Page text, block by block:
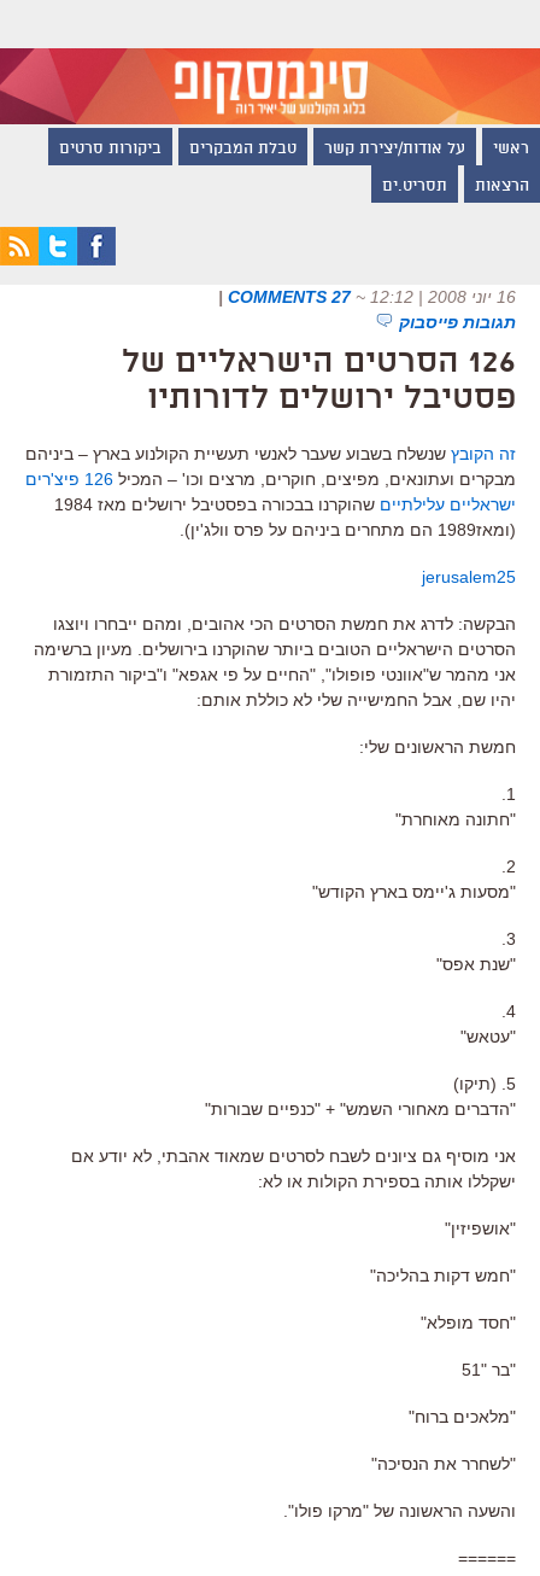
ראשי על אודות/יצירת קשר טבלת המבקרים ביקורות סרטים
הרצאות תסריט.ים
16 יוני 2008 | 12:12 ~
27 COMMENTS
|
תגובות פייסבוק
126 הסרטים הישראליים של
פסטיבל ירושלים לדורותיו
זה הקובץ שנשלח בשבוע שעבר לאנשי תעשיית הקולנוע בארץ – ביניהם
מבקרים ועתונאים, מפיצים, חוקרים, מרצים וכו' – המכיל
126 פיצ'רים
ישראליים עלילתיים
שהוקרנו בבכורה בפסטיבל ירושלים מאז 1984
(ומאז1989 הם מתחרים ביניהם על פרס וולג'ין).
jerusalem25
הבקשה: לדרג את חמשת הסרטים הכי אהובים, ומהם ייבחרו ויוצגו
הסרטים הישראליים הטובים ביותר שהוקרנו בירושלים. מעיון ברשימה
אני מהמר ש"אוונטי פופולו", "החיים על פי אגפא" ו"ביקור התזמורת
יהיו שם, אבל החמישייה שלי לא כוללת אותם:
חמשת הראשונים שלי:
1.
"חתונה מאוחרת"
2.
"מסעות ג'יימס בארץ הקודש"
3.
"שנת אפס"
4.
"עטאש"
5. (תיקו)
"הדברים מאחורי השמש" + "כנפיים שבורות"
אני מוסיף גם ציונים לשבח לסרטים שמאוד אהבתי, לא יודע אם
ישקללו אותה בספירת הקולות או לא:
"אושפיזין"
"חמש דקות בהליכה"
"חסד מופלא"
"בר "51
"מלאכים ברוח"
"לשחרר את הנסיכה"
והשעה הראשונה של "מרקו פולו".
======